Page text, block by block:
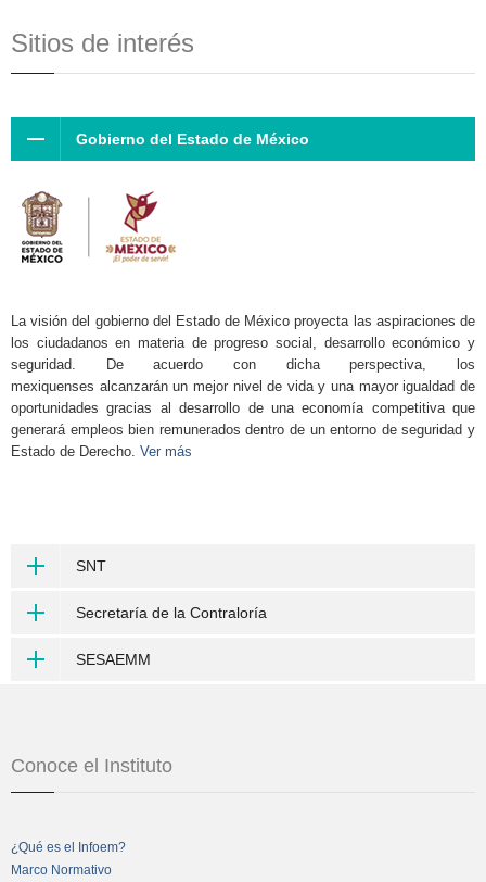
Sitios de interés
Gobierno del Estado de México
La visión del gobierno del Estado de México proyecta las aspiraciones de
los ciudadanos en materia de progreso social, desarrollo económico y
seguridad. De acuerdo con dicha perspectiva, los
mexiquenses alcanzarán un mejor nivel de vida y una mayor igualdad de
oportunidades gracias al desarrollo de una economía competitiva que
generará empleos bien remunerados dentro de un entorno de seguridad y
Estado de Derecho. Ver más
SNT
Secretaría de la Contraloría
SESAEMM
Conoce el Instituto
¿Qué es el Infoem?
Marco Normativo